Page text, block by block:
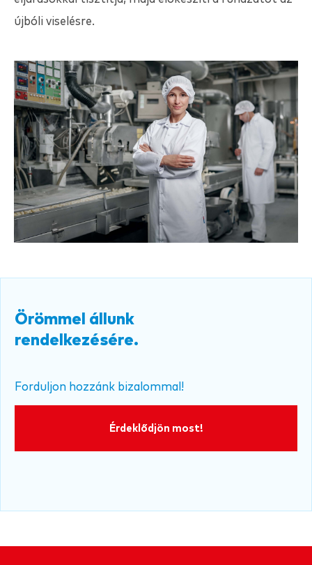
újbóli viselésre.
Örömmel állunk
rendelkezésére.
Forduljon hozzánk bizalommal!
Érdeklődjön most!